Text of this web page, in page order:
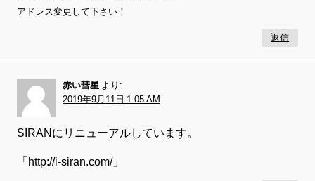
アドレス変更して下さい！
返信
赤い彗星 より:
2019年9月11日 1:05 AM
SIRANにリニューアルしています。
「http://i-siran.com/」